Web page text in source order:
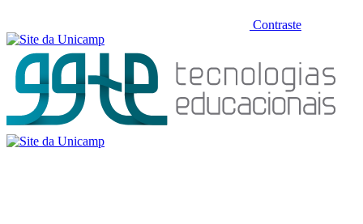
Contraste